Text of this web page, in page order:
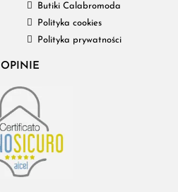
Butiki Calabromoda
Polityka cookies
Polityka prywatności
OPINIE